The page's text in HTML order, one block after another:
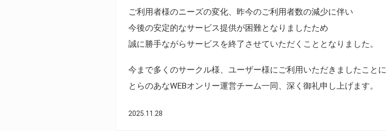
ご利用者様のニーズの変化、昨今のご利用者数の減少に伴い
今後の安定的なサービス提供が困難となりましたため
誠に勝手ながらサービスを終了させていただくこととなりました。
今まで多くのサークル様、ユーザー様にご利用いただきましたことに
とらのあなWEBオンリー運営チーム一同、深く御礼申し上げます。
2025.11.28